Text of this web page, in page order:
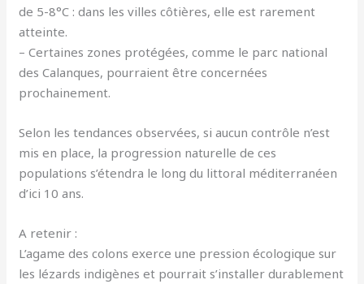
de 5-8°C : dans les villes côtières, elle est rarement
atteinte.
– Certaines zones protégées, comme le parc national
des Calanques, pourraient être concernées
prochainement.
Selon les tendances observées, si aucun contrôle n’est
mis en place, la progression naturelle de ces
populations s’étendra le long du littoral méditerranéen
d’ici 10 ans.
A retenir :
L’agame des colons exerce une pression écologique sur
les lézards indigènes et pourrait s’installer durablement